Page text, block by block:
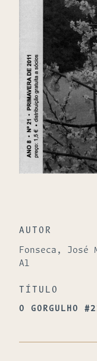
AUTOR
Fonseca,
Al
TÍTULO
O GORGULHO